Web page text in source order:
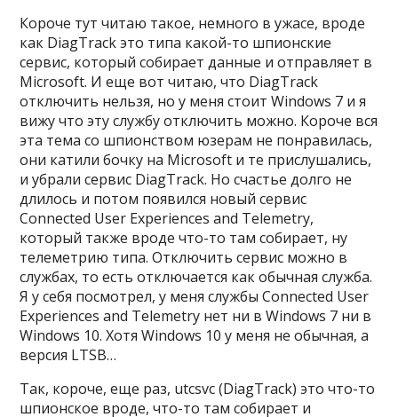
Короче тут читаю такое, немного в ужасе, вроде
как DiagTrack это типа какой-то шпионские
сервис, который собирает данные и отправляет в
Microsoft. И еще вот читаю, что DiagTrack
отключить нельзя, но у меня стоит Windows 7 и я
вижу что эту службу отключить можно. Короче вся
эта тема со шпионством юзерам не понравилась,
они катили бочку на Microsoft и те прислушались,
и убрали сервис DiagTrack. Но счастье долго не
длилось и потом появился новый сервис
Connected User Experiences and Telemetry,
который также вроде что-то там собирает, ну
телеметрию типа. Отключить сервис можно в
службах, то есть отключается как обычная служба.
Я у себя посмотрел, у меня службы Connected User
Experiences and Telemetry нет ни в Windows 7 ни в
Windows 10. Хотя Windows 10 у меня не обычная, а
версия LTSB…
Так, короче, еще раз, utcsvc (DiagTrack) это что-то
шпионское вроде, что-то там собирает и